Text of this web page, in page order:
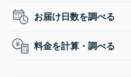
お届け日数を調べる
料金を計算・調べる